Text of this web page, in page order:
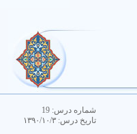
شماره درس:19
تاريخ درس:۱۳۹۰/۱۰/۳